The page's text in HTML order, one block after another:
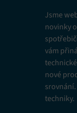
Jsme
novinky
vám
nové
techniky.